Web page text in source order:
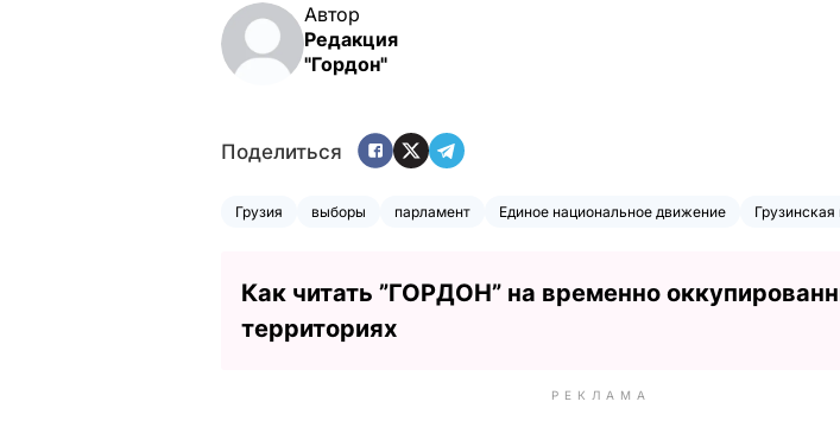
Автор
Редакция
"Гордон"
Поделиться
Грузия выборы парламент Единое национальное движение Грузинская
Как читать ”ГОРДОН” на временно
территориях
РЕКЛАМА